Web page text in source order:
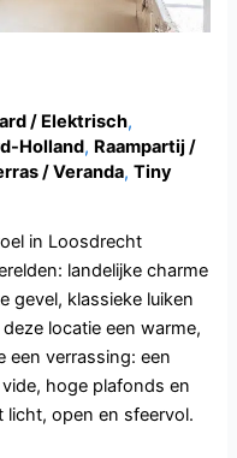
/ Elektrisch,
Holland, Raampartij /
/ Veranda,Tiny
in Loosdrecht
landelijke charme
gevel, klassieke luiken
locatie een warme,
een verrassing: een
hoge plafonds en
licht, open en sfeervol.